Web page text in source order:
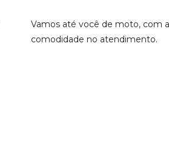
Vamos até você de moto, com
comodidade no atendimento.